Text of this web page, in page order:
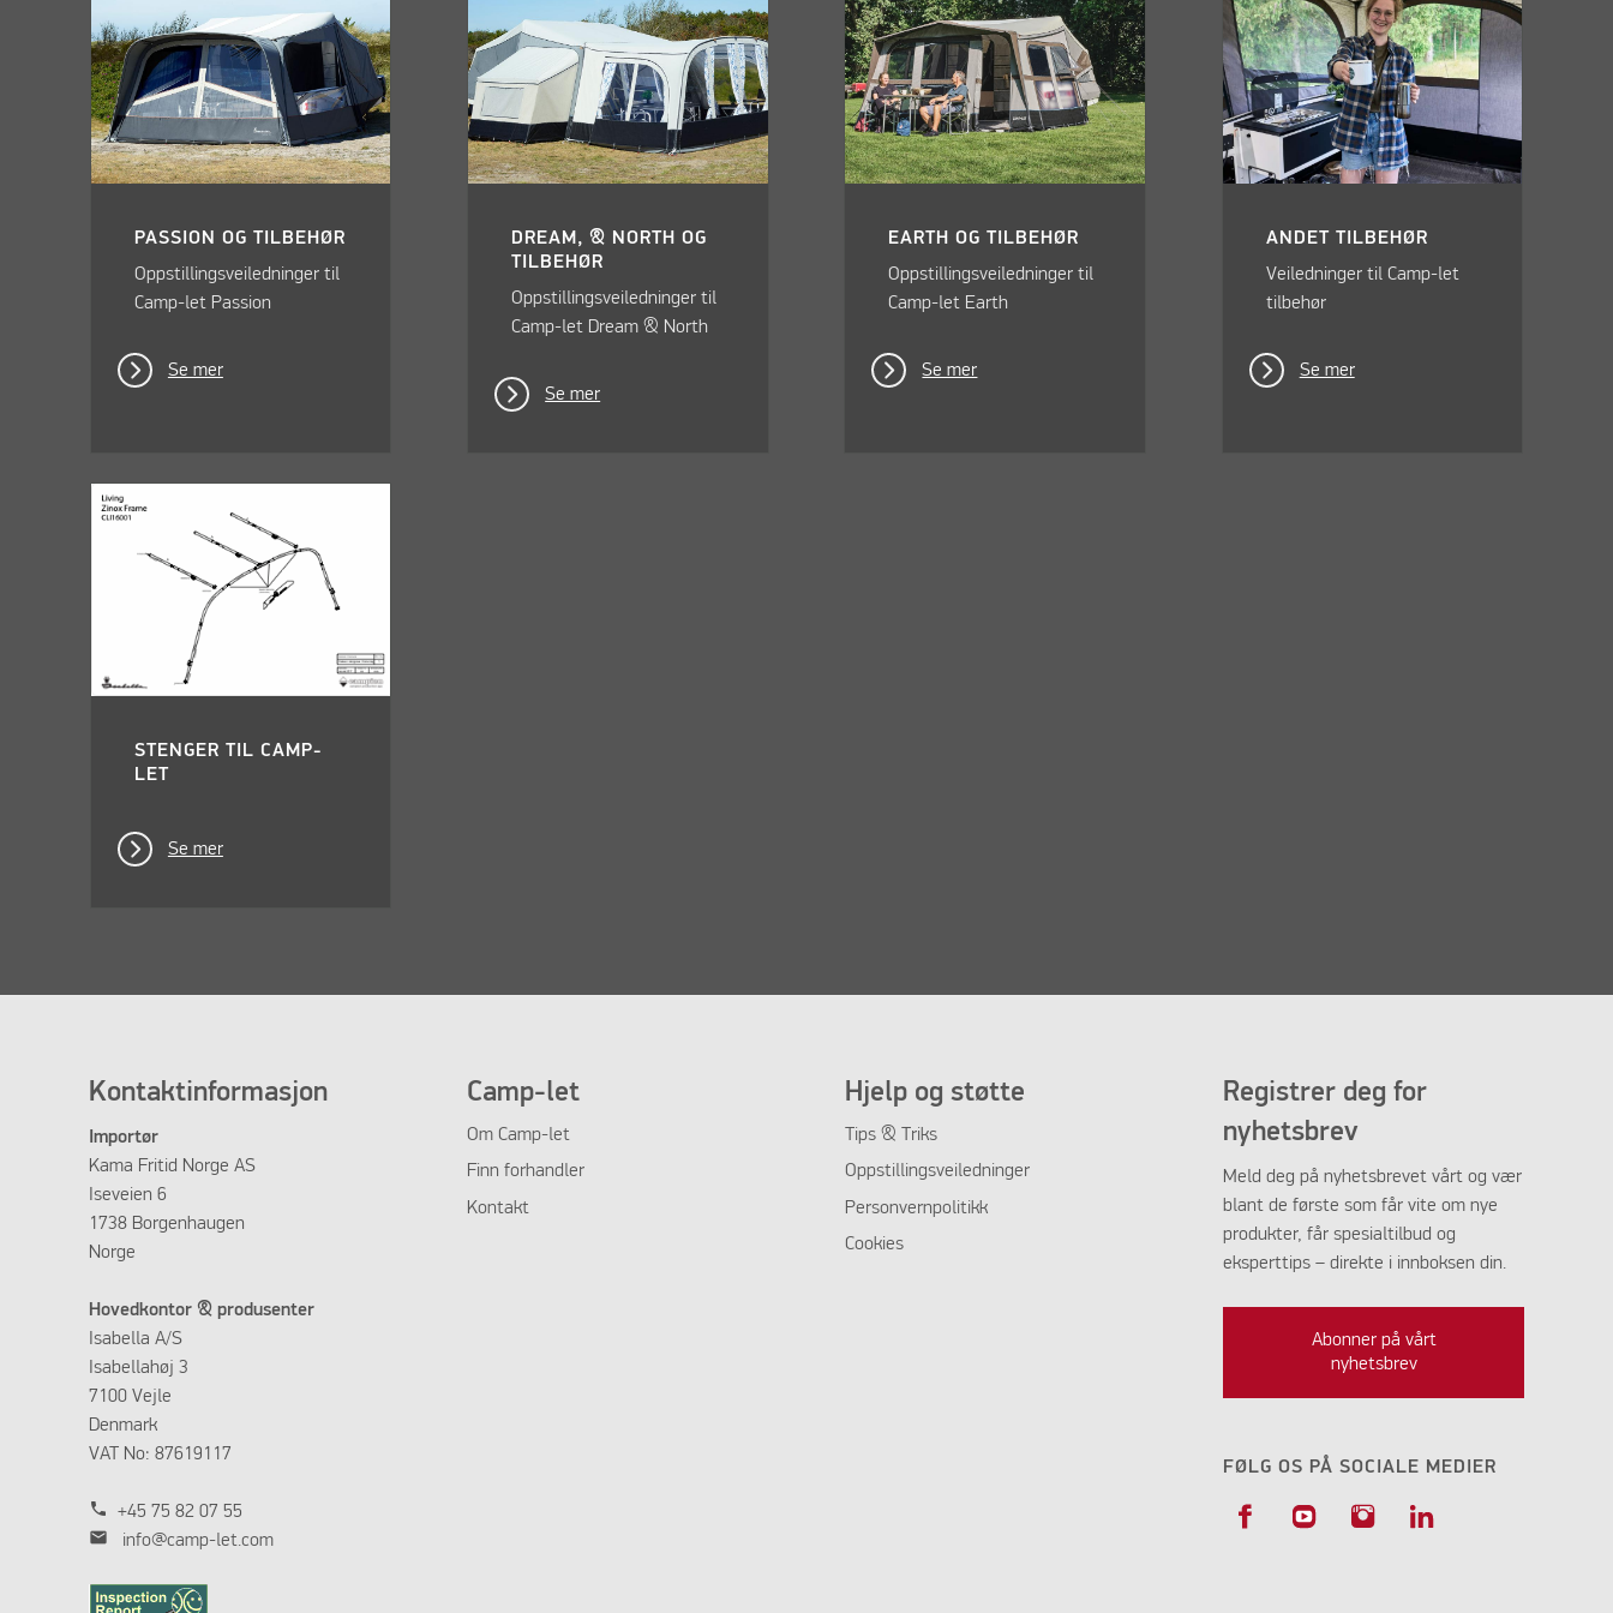
PASSION OG TILBEHØR
Oppstillingsveiledninger til
Camp-let Passion
Se mer
DREAM, & NORTH OG
TILBEHØR
Oppstillingsveiledninger til
Camp-let Dream & North
Se mer
EARTH OG TILBEHØR
Oppstillingsveiledninger til
Camp-let Earth
Se mer
ANDET TILBEHØR
Veiledninger til Camp-let
tilbehør
Se mer
STENGER TIL CAMP-
LET
Se mer
Kontaktinformasjon
Importør
Kama Fritid Norge AS
Iseveien 6
1738 Borgenhaugen
Norge
Hovedkontor & produsenter
Isabella A/S
Isabellahøj 3
7100 Vejle
Denmark
VAT No: 87619117
phone +45 75 82 07 55
mail info@camp-let.com
Camp-let
Om Camp-let
Finn forhandler
Kontakt
Hjelp og støtte
Tips & Triks
Oppstillingsveiledninger
Personvernpolitikk
Cookies
Registrer deg for
nyhetsbrev
Meld deg på nyhetsbrevet vårt og vær
blant de første som får vite om nye
produkter, får spesialtilbud og
eksperttips – direkte i innboksen din.
Abonner på vårt
nyhetsbrev
FØLG OS PÅ SOCIALE MEDIER